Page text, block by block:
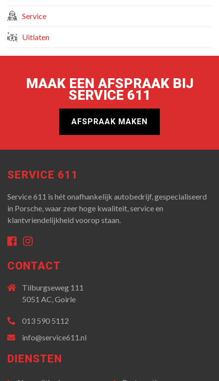
Service
Uitlaten
MAAK EEN AFSPRAAK BIJ
SERVICE 611
AFSPRAAK MAKEN
SERVICE 611
Service 611 is hét onafhankelijk autobedrijf, gespecialiseerd
in Porsche, waar zeer hoge kwaliteit, service en
klantvriendelijkheid voorop staan.
CONTACT
Tilburgseweg 111
5051 AC,Goirle
013 590 5112
info@service611.nl
DIENSTEN